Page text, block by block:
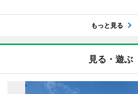
もっと見る
見る・遊ぶ